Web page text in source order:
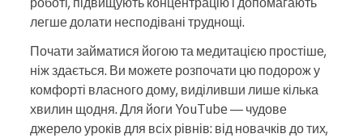
легше долати несподівані труднощі.
Почати займатися йогою та медитацією простіше,
ніж здається. Ви можете розпочати цю подорож у
комфорті власного дому, виділивши лише кілька
хвилин щодня. Для йоги YouTube — чудове
джерело уроків для всіх рівнів: від новачків до тих,